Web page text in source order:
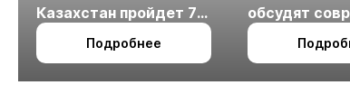
Казахстан пройдет 7
октября в Алматы
Подробнее
обсудят
технологии
измельчения